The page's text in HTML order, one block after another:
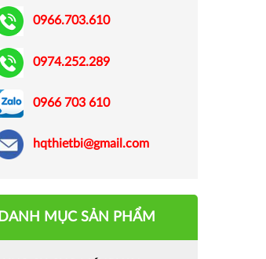
0966.703.610
0974.252.289
0966 703 610
hqthietbi@gmail.com
DANH MỤC SẢN PHẨM